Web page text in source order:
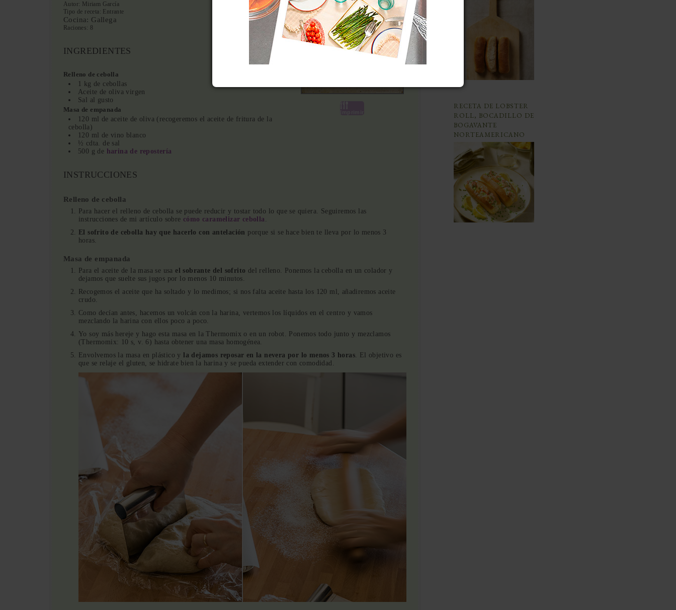
Autor: Miriam García
Tipo de receta: Entrante
Cocina: Gallega
Raciones: 8
INGREDIENTES
Relleno de cebolla
1 kg de cebollas
Aceite de oliva virgen
Sal al gusto
Masa de empanada
120 ml de aceite de oliva (recogeremos el aceite de fritura de la
cebolla)
120 ml de vino blanco
½ cdta. de sal
500 g de harina de repostería
INSTRUCCIONES
Relleno de cebolla
Para hacer el relleno de cebolla se puede reducir y tostar todo lo que se quiera. Seguiremos las
instrucciones de mi artículo sobre cómo caramelizar cebolla .
El sofrito de cebolla hay que hacerlo con antelación porque si se hace bien te lleva por lo menos 3
horas.
Masa de empanada
Para el aceite de la masa se usa el sobrante del sofrito del relleno. Ponemos la cebolla en un colador y
dejamos que suelte sus jugos por lo menos 10 minutos.
Recogemos el aceite que ha soltado y lo medimos; si nos falta aceite hasta los 120 ml, añadiremos aceite
crudo.
Como decían antes, hacemos un volcán con la harina, vertemos los líquidos en el centro y vamos
mezclando la harina con ellos poco a poco.
Yo soy más hereje y hago esta masa en la Thermomix o en un robot. Ponemos todo junto y mezclamos
(Thermomix: 10 s, v. 6) hasta obtener una masa homogénea.
Envolvemos la masa en plástico y
la dejamos reposar en la nevera por lo menos 3 horas. El objetivo es
que se relaje el gluten, se hidrate bien la harina y se pueda extender con comodidad.
RECETA DE LOBSTER
ROLL, BOCADILLO DE
BOGAVANTE
NORTEAMERICANO